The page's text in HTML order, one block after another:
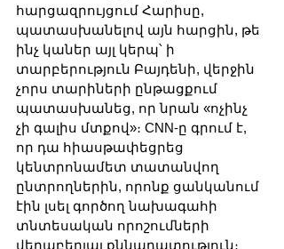
հարցազրույցում Հարիսը,
պատասխանելով այն հարցին, թե
ինչ կաներ այլ կերպ՝ ի
տարբերություն Բայդենի, վերջին
չորս տարիների ընթացքում
պատասխանեց, որ նրան «ոչինչ
չի գալիս մտքով»։ CNN-ը գրում է,
որ դա հիասթափեցրեց
կենտրոնամետ տատանվող
ընտրողներին, որոնք ցանկանում
էին լսել գործող նախագահի
տնտեսական որոշումների
վերաբերյալ քննադատություն։